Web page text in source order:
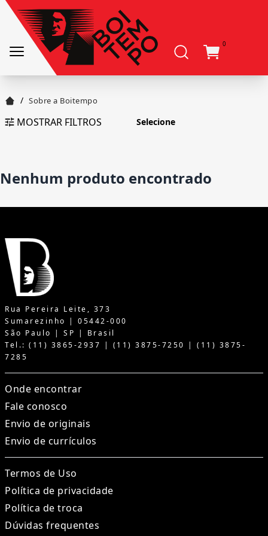
0
/ Sobre a Boitempo
MOSTRAR FILTROS
Nenhum produto encontrado
Rua Pereira Leite, 373
Sumarezinho | 05442-000
São Paulo | SP | Brasil
Tel.: (11) 3865-2937 | (11) 3875-7250 | (11) 3875-
7285
Onde encontrar
Fale conosco
Envio de originais
Envio de currículos
Termos de Uso
Política de privacidade
Política de troca
Dúvidas frequentes